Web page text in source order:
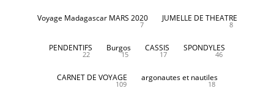
Voyage Madagascar MARS 2020
7
JUMELLE DE THEATRE
8
PENDENTIFS
22
Burgos
15
CASSIS
17
SPONDYLES
46
CARNET DE VOYAGE
109
argonautes et nautiles
18